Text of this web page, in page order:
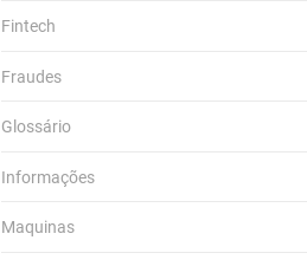
Fintech
Fraudes
Glossário
Informações
Maquinas